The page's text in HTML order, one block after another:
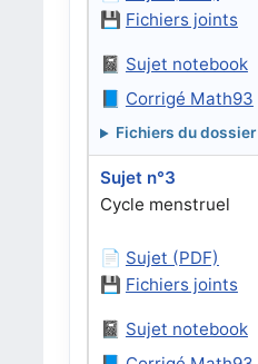
💾 Fichiers joints
📓 Sujet notebook
📘 Corrigé Math93
Fichiers du dossier
Sujet n°3
Cycle menstruel
📄 Sujet (PDF)
💾 Fichiers joints
📓 Sujet notebook